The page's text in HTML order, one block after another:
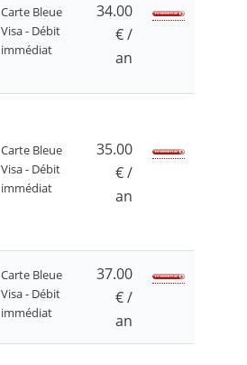
Carte Bleue
Visa - Débit
immédiat
34.00
€ /
an
Carte Bleue
Visa - Débit
immédiat
35.00
€ /
an
Carte Bleue
Visa - Débit
immédiat
37.00
€ /
an